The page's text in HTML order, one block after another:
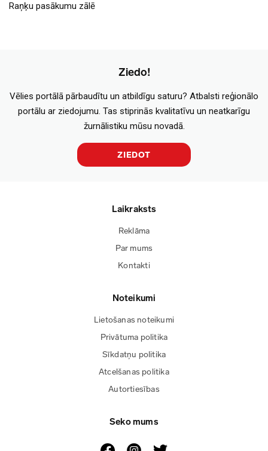
Raņķu pasākumu zālē
Ziedo!
Vēlies portālā pārbaudītu un atbildīgu saturu? Atbalsti reģionālo
portālu ar ziedojumu. Tas stiprinās kvalitatīvu un neatkarīgu
žurnālistiku mūsu novadā.
ZIEDOT
Laikraksts
Reklāma
Par mums
Kontakti
Noteikumi
Lietošanas noteikumi
Privātuma politika
Sīkdatņu politika
Atcelšanas politika
Autortiesības
Seko mums